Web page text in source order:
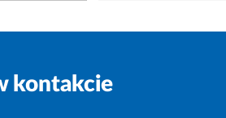
kontakcie